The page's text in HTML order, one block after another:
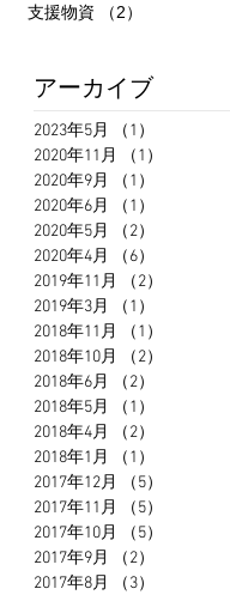
支援物資
（2）
アーカイブ
2023年5月 （1）
2020年11月
（1）
2020年9月
（1）
2020年6月
（1）
2020年5月
（2）
2020年4月
（6）
2019年11月
（2）
2019年3月
（1）
2018年11月
（1）
2018年10月
（2）
2018年6月
（2）
2018年5月
（1）
2018年4月
（2）
2018年1月
（1）
2017年12月
（5）
2017年11月
（5）
2017年10月
（5）
2017年9月
（2）
2017年8月
（3）